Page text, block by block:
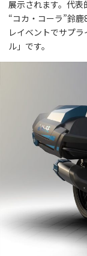
展示されます。代
“コカ・コーラ”鈴
レイベントでサプ
ル」です。